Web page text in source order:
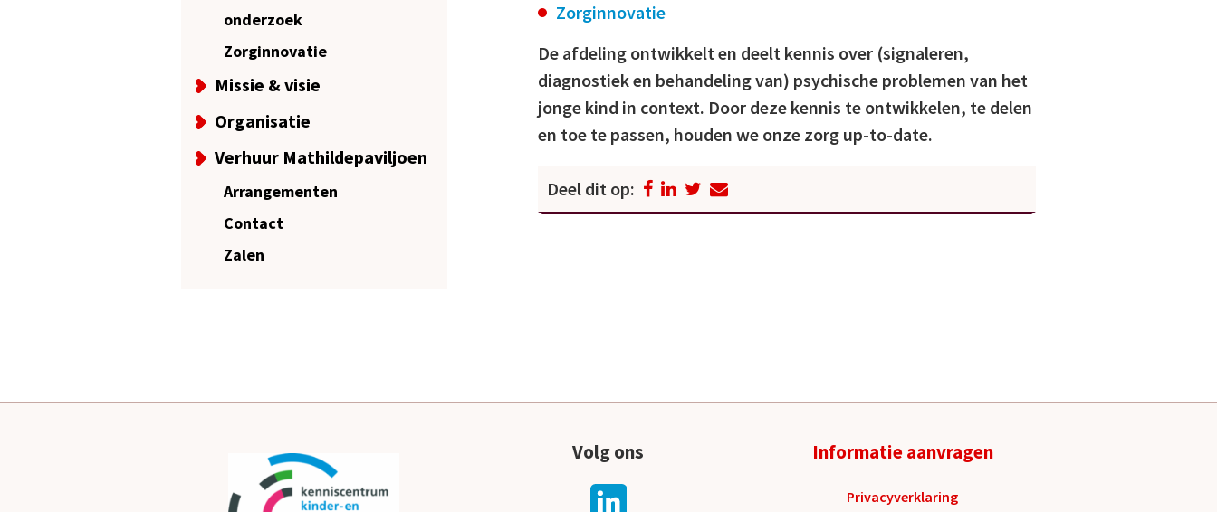
onderzoek
Zorginnovatie
Missie & visie
Organisatie
Verhuur Mathildepaviljoen
Arrangementen
Contact
Zalen
Zorginnovatie
De afdeling ontwikkelt en deelt kennis over (signaleren,
diagnostiek en behandeling van) psychische problemen van het
jonge kind in context. Door deze kennis te ontwikkelen, te delen
en toe te passen, houden we onze zorg up-to-date.
Deel dit op:
Volg ons Informatie aanvragen
Privacyverklaring